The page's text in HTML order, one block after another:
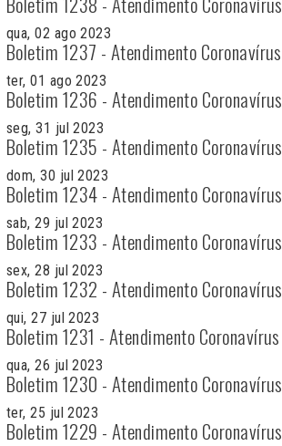
qua, 02 ago 2023
Boletim 1237 - Atendimento Coronavírus
ter, 01 ago 2023
Boletim 1236 - Atendimento Coronavírus
seg, 31 jul 2023
Boletim 1235 - Atendimento Coronavírus
dom, 30 jul 2023
Boletim 1234 - Atendimento Coronavírus
sab, 29 jul 2023
Boletim 1233 - Atendimento Coronavírus
sex, 28 jul 2023
Boletim 1232 - Atendimento Coronavírus
qui, 27 jul 2023
Boletim 1231 - Atendimento Coronavírus
qua, 26 jul 2023
Boletim 1230 - Atendimento Coronavírus
ter, 25 jul 2023
Boletim 1229 - Atendimento Coronavírus